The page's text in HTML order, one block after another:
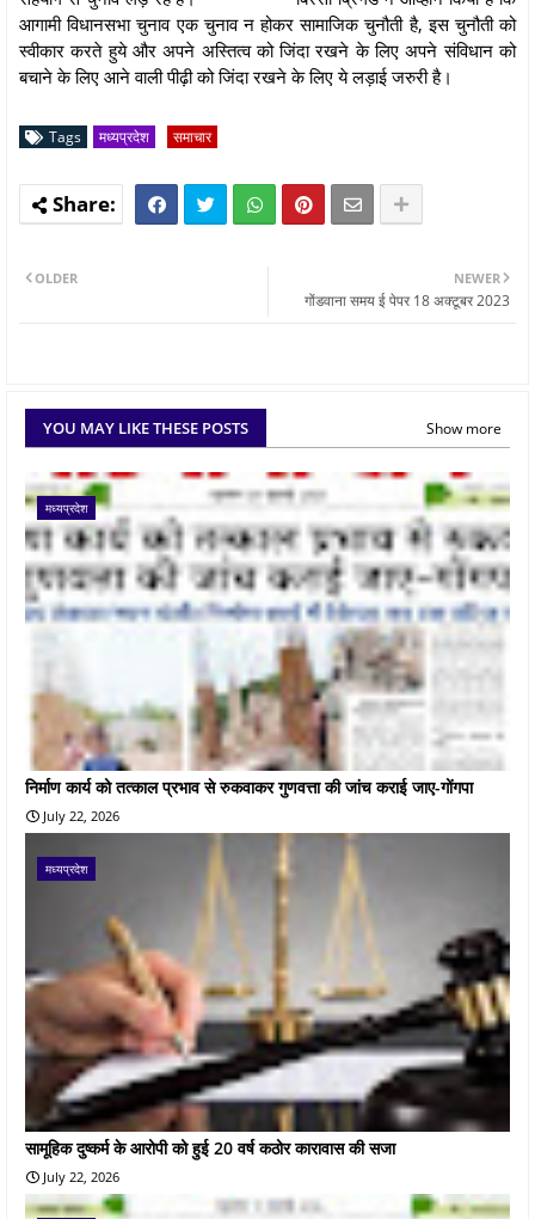
आगामी विधानसभा चुनाव एक चुनाव न होकर सामाजिक चुनौती है, इस चुनौती को
स्वीकार करते हुये और अपने अस्तित्व को जिंदा रखने के लिए अपने संविधान को
बचाने के लिए आने वाली पीढ़ी को जिंदा रखने के लिए ये लड़ाई जरुरी है।
Tags मध्यप्रदेश समाचार
NEWER
गोंडवाना समय ई पेपर 18 अक्टूबर 2023
OLDER
YOU MAY LIKE THESE POSTS Show more
मध्यप्रदेश
निर्माण कार्य को तत्काल प्रभाव से रुकवाकर गुणवत्ता की जांच कराई जाए-गोंगपा
July 22, 2026
मध्यप्रदेश
सामूहिक दुष्कर्म के आरोपी को हुई 20 वर्ष कठोर कारावास की सजा
July 22, 2026